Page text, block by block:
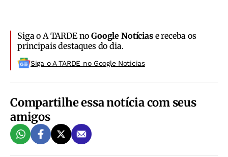
Siga o A TARDE noGoogle Notíciase receba os
principais destaques do dia.
Siga o A TARDE no Google Noticias
Compartilhe essa notícia com seus
amigos